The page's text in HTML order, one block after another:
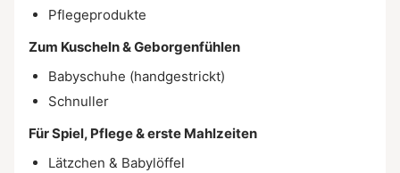
Pflegeprodukte
Zum Kuscheln & Geborgenfühlen
Babyschuhe (handgestrickt)
Schnuller
Für Spiel, Pflege & erste Mahlzeiten
Lätzchen & Babylöffel